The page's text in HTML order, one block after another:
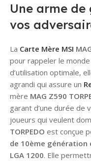
Une arme
vos
La Carte Mère MSI
pour rappeler le
d’utilisation optimale,
agrandi qui assure un
mère MAG Z590
garant d’une durée de
joueurs qui veulent
TORPEDO est conçue
de 10ème
LGA 1200. Elle